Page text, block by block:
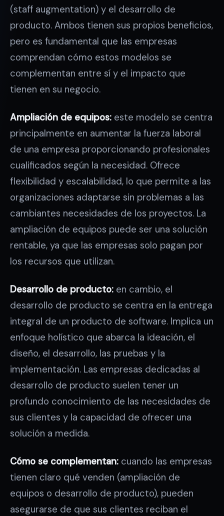
(staff augmentation) y el desarrollo de
producto. Ambos tienen sus propios beneficios,
pero es fundamental que las empresas
comprendan cómo estos modelos se
complementan entre sí y el impacto que
tienen en su negocio.
Ampliación de equipos: este modelo se centra
principalmente en aumentar la fuerza laboral
de una empresa proporcionando profesionales
cualificados según la necesidad. Ofrece
flexibilidad y escalabilidad, lo que permite a las
organizaciones adaptarse sin problemas a las
cambiantes necesidades de los proyectos. La
ampliación de equipos puede ser una solución
rentable, ya que las empresas solo pagan por
los recursos que utilizan.
Desarrollo de producto: en cambio, el
desarrollo de producto se centra en la entrega
integral de un producto de software. Implica un
enfoque holístico que abarca la ideación, el
diseño, el desarrollo, las pruebas y la
implementación. Las empresas dedicadas al
desarrollo de producto suelen tener un
profundo conocimiento de las necesidades de
sus clientes y la capacidad de ofrecer una
solución a medida.
Cómo se complementan: cuando las empresas
tienen claro qué venden (ampliación de
equipos o desarrollo de producto), pueden
asegurarse de que sus clientes reciban el